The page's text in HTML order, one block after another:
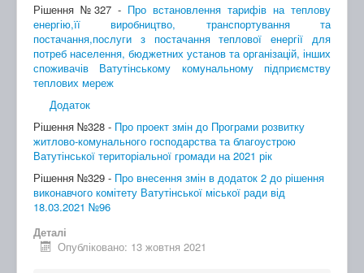
Рішення №327 - Про встановлення тарифів на теплову
енергію,її виробництво, транспортування та
постачання,послуги з постачання теплової енергії для
потреб населення, бюджетних установ та організацій, інших
споживачів Ватутінському комунальному підприємству
теплових мереж
Додаток
Рішення №328 - Про проект змін до Програми розвитку
житлово-комунального господарства та благоустрою
Ватутінської територіальної громади на 2021 рік
Рішення №329 - Про внесення змін в додаток 2 до рішення
виконавчого комітету Ватутінської міської ради від
18.03.2021 №96
Деталі
Опубліковано: 13 жовтня 2021